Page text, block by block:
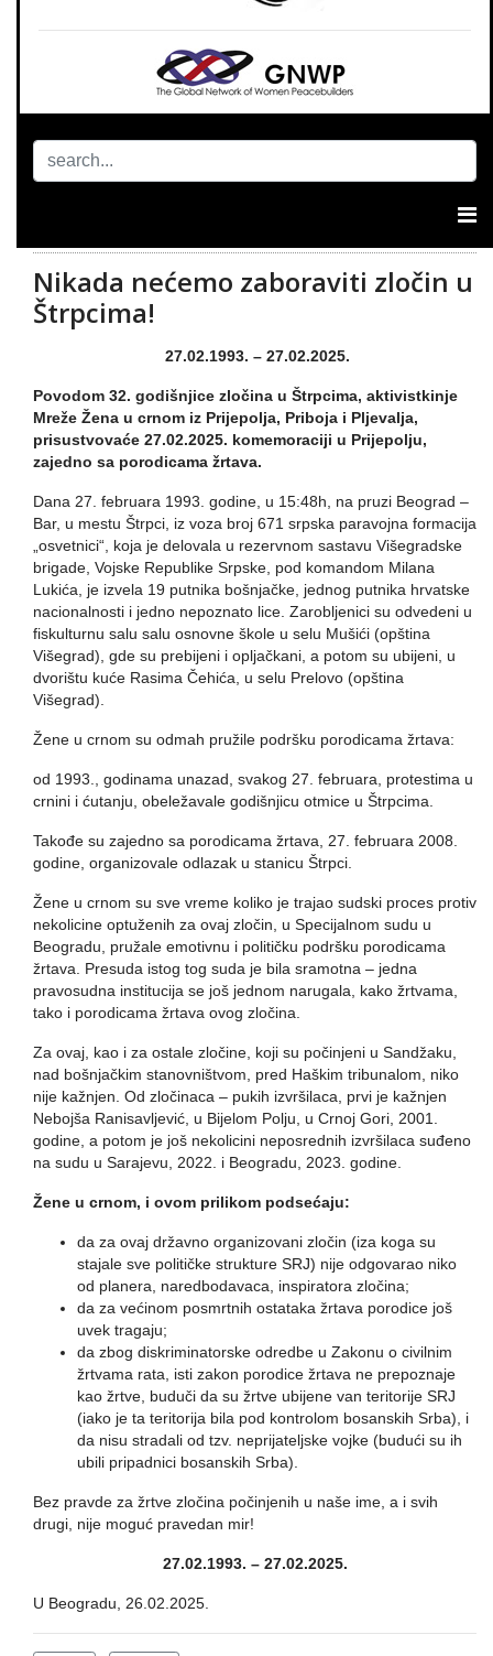
Nikada nećemo zaboraviti zločin u
Štrpcima!
27.02.1993. – 27.02.2025.
Povodom 32. godišnjice zločina u Štrpcima, aktivistkinje
Mreže Žena u crnom iz Prijepolja, Priboja i Pljevalja,
prisustvovaće 27.02.2025. komemoraciji u Prijepolju,
zajedno sa porodicama žrtava.
Dana 27. februara 1993. godine, u 15:48h, na pruzi Beograd –
Bar, u mestu Štrpci, iz voza broj 671 srpska paravojna formacija
„osvetnici“, koja je delovala u rezervnom sastavu Višegradske
brigade, Vojske Republike Srpske, pod komandom Milana
Lukića, je izvela 19 putnika bošnjačke, jednog putnika hrvatske
nacionalnosti i jedno nepoznato lice. Zarobljenici su odvedeni u
fiskulturnu salu salu osnovne škole u selu Mušići (opština
Višegrad), gde su prebijeni i opljačkani, a potom su ubijeni, u
dvorištu kuće Rasima Čehića, u selu Prelovo (opština
Višegrad).
Žene u crnom su odmah pružile podršku porodicama žrtava:
od 1993., godinama unazad, svakog 27. februara, protestima u
crnini i ćutanju, obeležavale godišnjicu otmice u Štrpcima.
Takođe su zajedno sa porodicama žrtava, 27. februara 2008.
godine, organizovale odlazak u stanicu Štrpci.
Žene u crnom su sve vreme koliko je trajao sudski proces protiv
nekolicine optuženih za ovaj zločin, u Specijalnom sudu u
Beogradu, pružale emotivnu i političku podršku porodicama
žrtava. Presuda istog tog suda je bila sramotna – jedna
pravosudna institucija se još jednom narugala, kako žrtvama,
tako i porodicama žrtava ovog zločina.
Za ovaj, kao i za ostale zločine, koji su počinjeni u Sandžaku,
nad bošnjačkim stanovništvom, pred Haškim tribunalom, niko
nije kažnjen. Od zločinaca – pukih izvršilaca, prvi je kažnjen
Nebojša Ranisavljević, u Bijelom Polju, u Crnoj Gori, 2001.
godine, a potom je još nekolicini neposrednih izvršilaca suđeno
na sudu u Sarajevu, 2022. i Beogradu, 2023. godine.
Žene u crnom, i ovom prilikom podsećaju:
da za ovaj državno organizovani zločin (iza koga su
stajale sve političke strukture SRJ) nije odgovarao niko
od planera, naredbodavaca, inspiratora zločina;
da za većinom posmrtnih ostataka žrtava porodice još
uvek tragaju;
da zbog diskriminatorske odredbe u Zakonu o civilnim
žrtvama rata, isti zakon porodice žrtava ne prepoznaje
kao žrtve, buduči da su žrtve ubijene van teritorije SRJ
(iako je ta teritorija bila pod kontrolom bosanskih Srba), i
da nisu stradali od tzv. neprijateljske vojke (budući su ih
ubili pripadnici bosanskih Srba).
Bez pravde za žrtve zločina počinjenih u naše ime, a i svih
drugi, nije moguć pravedan mir!
27.02.1993. – 27.02.2025.
U Beogradu, 26.02.2025.